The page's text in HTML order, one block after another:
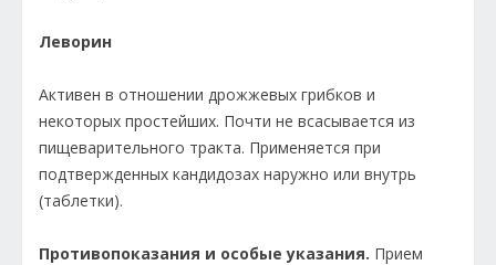
Леворин
Активен в отношении дрожжевых грибков и
некоторых простейших. Почти не всасывается из
пищеварительного тракта. Применяется при
подтвержденных кандидозах наружно или внутрь
(таблетки).
Противопоказания и особые указания. Прием